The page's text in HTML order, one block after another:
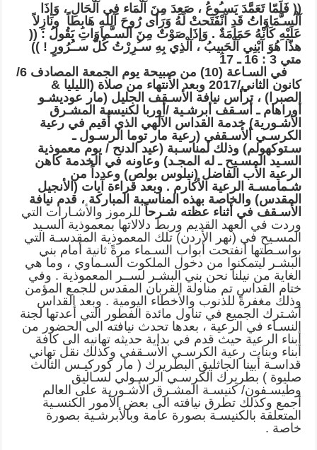
(( فَلَمّا تَعَمَّدَ يَسـُوعُ ، صَعِدَ مِنَ آلْمَاء فِي آلْحَالِ ، وَإذَا
آلْسـَّمَاوَاتُ قَدِ آنْفَتَحتْ لَهُ وَرَأى رُوحَ آللهِ هَابِطاً ونَازِلاً
عَلَيْهِ كَأنْهُ حَمَامَةٌ . وَإذَا صَوْتٌ مِنَ آلسـَّماوَاتِ يَقُولُ : ((
هذّا هُوَ آبْنِي آلْحَبِيبُ ، آلْذِي بِهِ سـُرِرْتُ كُلَّ ســُرُورٍ ! ))
متي 3 : 16 ـ 17
في السـاعة (10) من صبيحة يوم الجمعة المصادف 6/
كانون الثاني/2017 وبعد الأنتهاء من صلاة (الليليا &
الصبرا) ، ترأس نيافة الأسـقف الجليل (مار عوديشـو
أوراهام ـ أسـقف أبرشـية /أوربا لكنيسـة المشـرق
الأشـورية) خدمة القداس الآلهي الذي أُقيم في رعية
الكرسـي ألأسـقفي (رعية مار توما الرسـول ـ
سـتوكهولم) وذلك لمناسـبة (عيد الدنح / يوم معموذية
السـيد المسـيح ـ له المجـد) وعاونه في الخدمة كاهن
الرعية الأب الفاضل (نيلوس بولص) وعدداً من
شـمامسـة الرعية الأكارم . وبعد قراءة آيات (الأنجيل
المقدس) والخاصة بهذه المناسـبة المباركة ، قدم نيافة
الأسـقف في أثناء عظته شـرحاً للرموز والأشـارات التي
وردت في العهد القديم وربط دلالاتها بمعموذية السـيد
المسـيح في (نهر الأردن) تلك المعموذية المقدسـة التي
بواسـطتها أنفتحت أبواب السـماء مرةً ثانية أمام بني
البشـر ليتمكنوا من دخول الملكوت السـماوي ، وما هي
الغاية من نيلنا نحن بني البشـر لســر المعموذية . وفي
ختام القداس تم مناولة القربان المقدس للجمع المؤمن
وذلك مغفرةً للذنوب والأخطاء اليومية . وبعد القداس
أشـترك الجميع في تناول مائدة الفطور التي أعدتها لجنة
النسـاء في الرعية ، بعدها تحدث نيافته الى الحضور من
أبناء الرعية حيث قدم في بداية حديثه تهانيه الى كافة
أبناء وبنات رعية الكرسـي الأسـقفي وكذلك نقل تهاني
قداسـة أبينا الجاثليق البطريرك ( مار كوركيـس الثالث
صليوة ) بطريرك الكرسـي الرسـولي لسـاليق
وطيسـفون/ كنيسـة المشـرق الأشـورية على العالم
أجمع وكذلك تطرق نيافته الى بعض الأمور الكنسـية
المتعلقة بالكنيسـة بصورة عامة وبالأبرشـية بصورة
خاصة .